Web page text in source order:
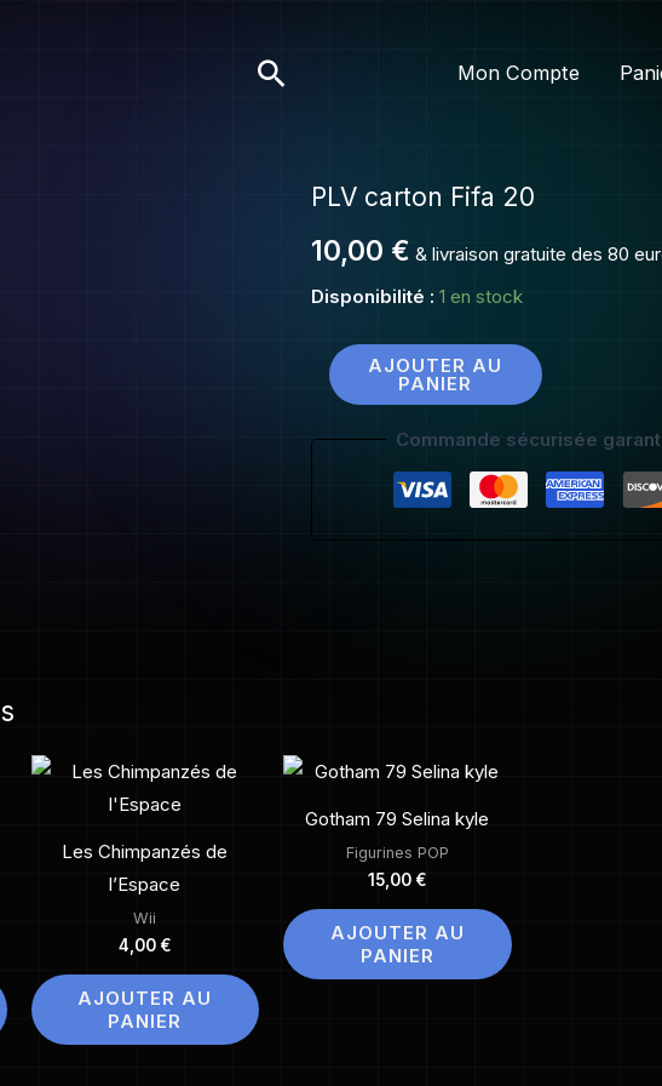
Rechercher Mon Compte
PLV carton Fifa 20
10,00 € & livraison gratuite des 80
Disponibilité : 1 en stock
quantité
PLV
carton
AJOUTER AU
PANIER
Commande sécurisée
Les Chimpanzés de
l’Espace
Wii
4,00 €
AJOUTER AU
PANIER
Gotham 79 Selina kyle
Figurines POP
15,00 €
AJOUTER AU
PANIER
Fifa